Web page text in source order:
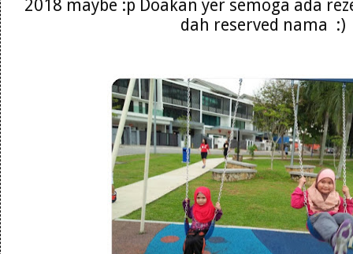
2018 maybe :p Doakan yer semoga ada
dah reserved nama :)